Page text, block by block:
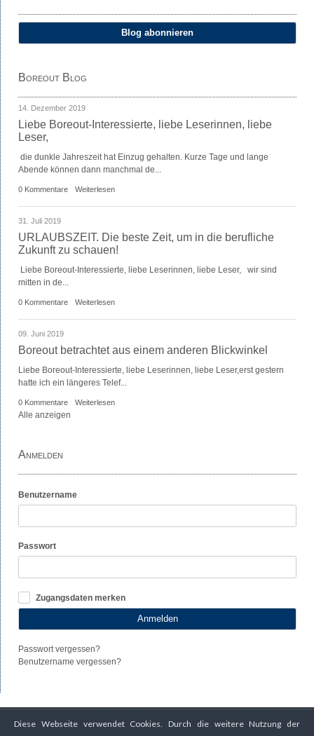
Blog abonnieren
Boreout Blog
14. Dezember 2019
Liebe Boreout-Interessierte, liebe Leserinnen, liebe
Leser,
die dunkle Jahreszeit hat Einzug gehalten. Kurze Tage und lange
Abende können dann manchmal de...
0 Kommentare Weiterlesen
31. Juli 2019
URLAUBSZEIT. Die beste Zeit, um in die berufliche
Zukunft zu schauen!
Liebe Boreout-Interessierte, liebe Leserinnen, liebe Leser, wir sind
mitten in de...
0 Kommentare Weiterlesen
09. Juni 2019
Boreout betrachtet aus einem anderen Blickwinkel
Liebe Boreout-Interessierte, liebe Leserinnen, liebe Leser,erst gestern
hatte ich ein längeres Telef...
0 Kommentare Weiterlesen
Alle anzeigen
Anmelden
Benutzername
Passwort
Zugangsdaten merken
Anmelden
Passwort vergessen?
Benutzername vergessen?
Diese Webseite verwendet Cookies. Durch die weitere Nutzung der